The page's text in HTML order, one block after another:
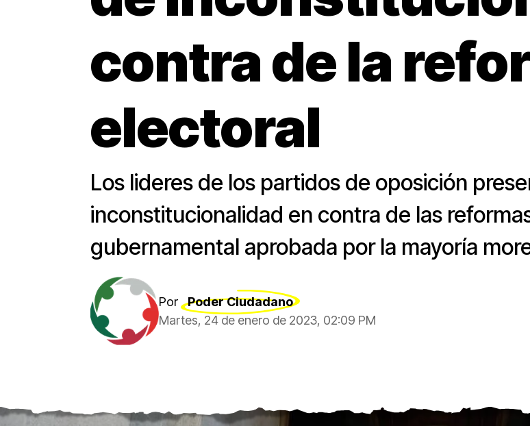
contra de la
electoral
Los lideres de los partidos de oposición
inconstitucionalidad en contra de las
gubernamental aprobada por la mayoría
Por
Poder Ciudadano
Martes, 24 de enero de 2023, 02:09 PM